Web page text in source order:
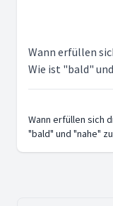
Wann erfüllen
Wie ist "bald"
Wann erfüllen sich
"bald" und "nahe"